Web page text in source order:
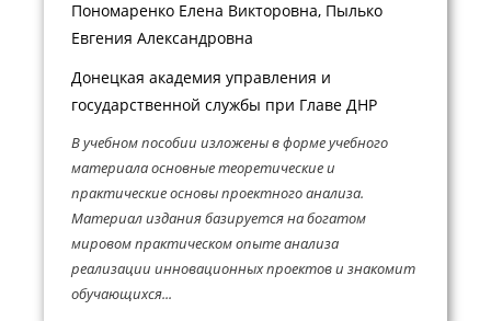
Пономаренко Елена Викторовна, Пылько
Евгения Александровна
Донецкая академия управления и
государственной службы при Главе ДНР
В учебном пособии изложены в форме учебного
материала основные теоретические и
практические основы проектного анализа.
Материал издания базируется на богатом
мировом практическом опыте анализа
реализации инновационных проектов и знакомит
обучающихся...